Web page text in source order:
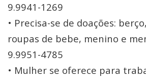
9.9941-1269
• Precisa-se de doações:
roupas de bebe, menino e
9.9951-4785
• Mulher se oferece para